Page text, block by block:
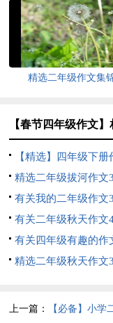
篇
精选二年级作文集
【春节四年级作文】
【精选】四年级下册
字汇总六篇
精选二年级拔河作文
有关我的二年级作文
总5篇
有关二年级秋天作文
有关四年级有趣的作
精选二年级秋天作文
上一篇： 【必备】小学